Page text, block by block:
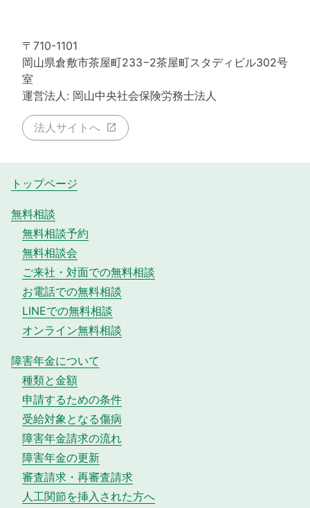
〒710-1101
岡山県倉敷市茶屋町233−2茶屋町スタディビル302号
室
運営法人: 岡山中央社会保険労務士法人
法人サイトへ
トップページ
無料相談
無料相談予約
無料相談会
ご来社・対面での無料相談
お電話での無料相談
LINEでの無料相談
オンライン無料相談
障害年金について
種類と金額
申請するための条件
受給対象となる傷病
障害年金請求の流れ
障害年金の更新
審査請求・再審査請求
人工関節を挿入された方へ